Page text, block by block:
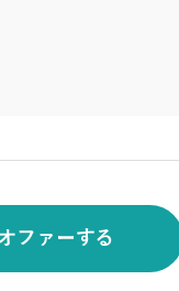
ファーする